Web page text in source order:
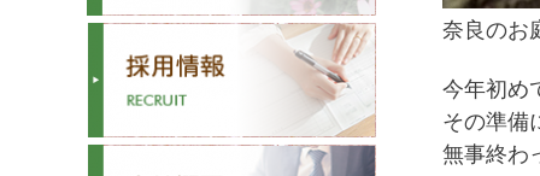
奈良のお
今年初め
その準備
無事終わ